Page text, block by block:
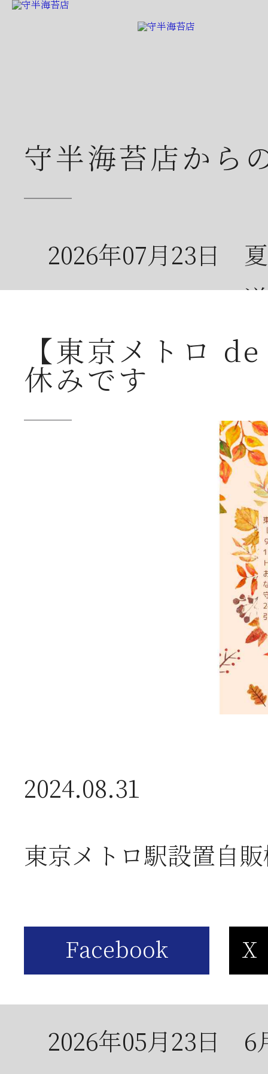
守半海苔店から
2026年07月23日
2026年07月23日
2026年07月08日
2026年06月28日
2026年06月03日
2026年05月23日
6
2026年05月23日
6
【東京メトロ
休みです
2024.08.31
東京メトロ駅設置自